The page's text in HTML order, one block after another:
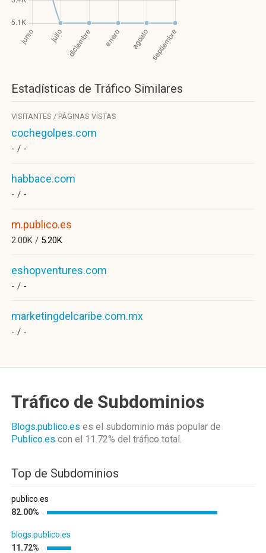
Estadísticas de Tráfico Similares
VISITANTES / PÁGINAS VISTAS
cochegolpes.com
- / -
habbace.com
- / -
m.publico.es
2.00K / 5.20K
eshopventures.com
- / -
marketingdelcaribe.com.mx
- / -
Tráfico de Subdominios
Blogs.publico.es es el subdominio más popular de
Publico.es con el 11.72% del tráfico total.
Top de Subdominios
publico.es
82.00%
blogs.publico.es
11.72%